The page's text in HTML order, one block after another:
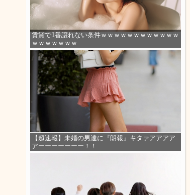
賃貸で1番譲れない条件ｗｗｗｗｗｗｗｗｗｗｗｗ
ｗｗｗｗｗｗｗ
【超速報】未婚の男達に『朗報』キタァアアアア
アーーーーーーー！！